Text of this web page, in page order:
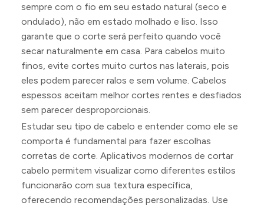
sempre com o fio em seu estado natural (seco e
ondulado), não em estado molhado e liso. Isso
garante que o corte será perfeito quando você
secar naturalmente em casa. Para cabelos muito
finos, evite cortes muito curtos nas laterais, pois
eles podem parecer ralos e sem volume. Cabelos
espessos aceitam melhor cortes rentes e desfiados
sem parecer desproporcionais.
Estudar seu tipo de cabelo e entender como ele se
comporta é fundamental para fazer escolhas
corretas de corte. Aplicativos modernos de cortar
cabelo permitem visualizar como diferentes estilos
funcionarão com sua textura específica,
oferecendo recomendações personalizadas. Use